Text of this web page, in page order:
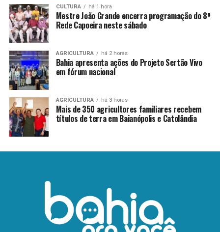
CULTURA há 1 hora
Mestre João Grande encerra programação do 8º
Rede Capoeira neste sábado
AGRICULTURA há 2 horas
Bahia apresenta ações do Projeto Sertão Vivo
em fórum nacional
AGRICULTURA há 3 horas
Mais de 350 agricultores familiares recebem
títulos de terra em Baianópolis e Catolândia